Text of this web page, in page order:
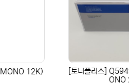
12K)
[토너플러스]
ONO